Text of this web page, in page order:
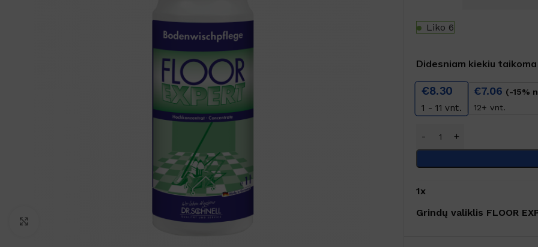
Liko 6
Didesniam kiekiu
€8.30
1 - 11 vnt.
€7.06 (-15%
12+ vnt.
1x
Grindų valiklis FLOOR